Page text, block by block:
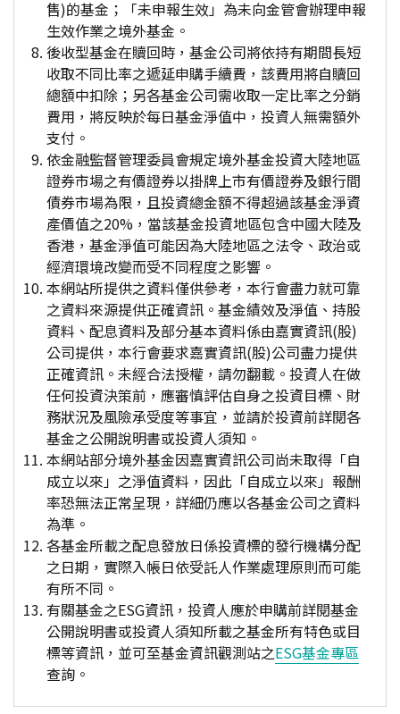
售)的基金；「未申報生效」為未向金管會辦理申報
生效作業之境外基金。
後收型基金在贖回時，基金公司將依持有期間長短
收取不同比率之遞延申購手續費，該費用將自贖回
總額中扣除；另各基金公司需收取一定比率之分銷
費用，將反映於每日基金淨值中，投資人無需額外
支付。
依金融監督管理委員會規定境外基金投資大陸地區
證券市場之有價證券以掛牌上市有價證券及銀行間
債券市場為限，且投資總金額不得超過該基金淨資
產價值之20%，當該基金投資地區包含中國大陸及
香港，基金淨值可能因為大陸地區之法令、政治或
經濟環境改變而受不同程度之影響。
本網站所提供之資料僅供參考，本行會盡力就可靠
之資料來源提供正確資訊。基金績效及淨值、持股
資料、配息資料及部分基本資料係由嘉實資訊(股)
公司提供，本行會要求嘉實資訊(股)公司盡力提供
正確資訊。未經合法授權，請勿翻載。投資人在做
任何投資決策前，應審慎評估自身之投資目標、財
務狀況及風險承受度等事宜，並請於投資前詳閱各
基金之公開說明書或投資人須知。
本網站部分境外基金因嘉實資訊公司尚未取得「自
成立以來」之淨值資料，因此「自成立以來」報酬
率恐無法正常呈現，詳細仍應以各基金公司之資料
為準。
各基金所載之配息發放日係投資標的發行機構分配
之日期，實際入帳日依受託人作業處理原則而可能
有所不同。
有關基金之ESG資訊，投資人應於申購前詳閱基金
公開說明書或投資人須知所載之基金所有特色或目
標等資訊，並可至基金資訊觀測站之ESG基金專區
查詢。